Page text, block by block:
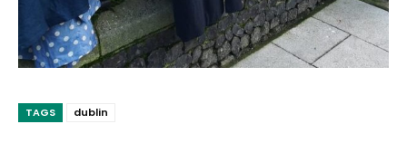
TAGS dublin